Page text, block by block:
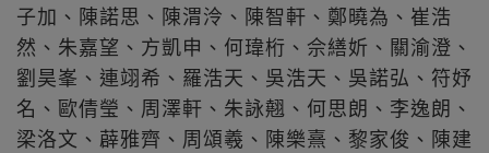
子加、陳諾思、陳渭泠、陳智軒、鄭曉為、崔浩
然、朱嘉望、方凱申、何瑋桁、佘繕妡、關渝澄、
劉昊峯、連翊希、羅浩天、吳浩天、吳諾弘、符妤
名、歐倩瑩、周澤軒、朱詠翹、何思朗、李逸朗、
梁洛文、薜雅齊、周頌羲、陳樂熹、黎家俊、陳建